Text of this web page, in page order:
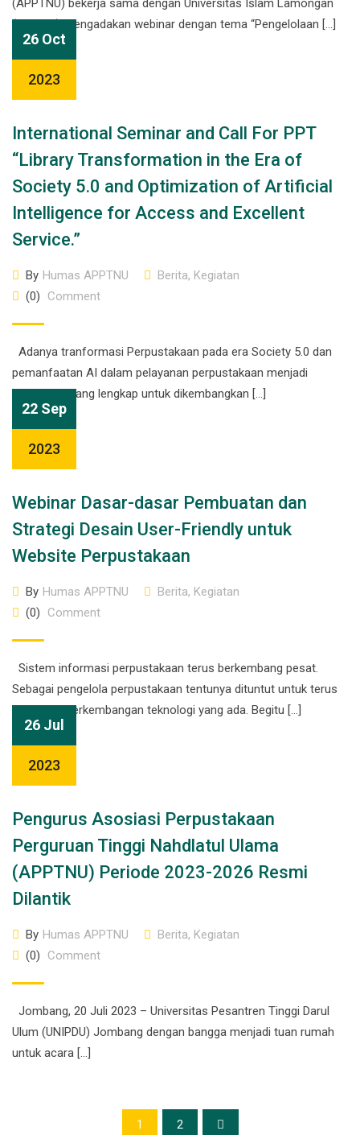
(APPTNU) bekerja sama dengan Universitas Islam Lamongan
(UNISLA) mengadakan webinar dengan tema “Pengelolaan […]
26 Oct
2023
International Seminar and Call For PPT
“Library Transformation in the Era of
Society 5.0 and Optimization of Artificial
Intelligence for Access and Excellent
Service.”
By Humas APPTNU Berita, Kegiatan
(0)
Comment
Adanya tranformasi Perpustakaan pada era Society 5.0 dan
pemanfaatan AI dalam pelayanan perpustakaan menjadi
kolaborasi yang lengkap untuk dikembangkan […]
22 Sep
2023
Webinar Dasar-dasar Pembuatan dan
Strategi Desain User-Friendly untuk
Website Perpustakaan
By Humas APPTNU Berita, Kegiatan
(0)
Comment
Sistem informasi perpustakaan terus berkembang pesat.
Sebagai pengelola perpustakaan tentunya dituntut untuk terus
mengikuti perkembangan teknologi yang ada. Begitu […]
26 Jul
2023
Pengurus Asosiasi Perpustakaan
Perguruan Tinggi Nahdlatul Ulama
(APPTNU) Periode 2023-2026 Resmi
Dilantik
By Humas APPTNU Berita, Kegiatan
(0)
Comment
Jombang, 20 Juli 2023 – Universitas Pesantren Tinggi Darul
Ulum (UNIPDU) Jombang dengan bangga menjadi tuan rumah
untuk acara […]
1 2